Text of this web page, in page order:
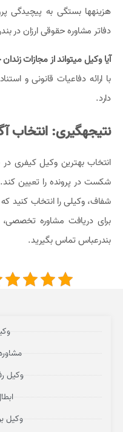
هزینهها بستگی به پیچیدگی
دفاتر مشاوره حقوقی ارزان در
آیا وکیل میتواند از مجازات
با ارائه دفاعیات قانونی و
دارد.
نتیجهگیری: انتخاب
انتخاب بهترین وکیل کیفری در
شکست در پرونده را تعیین
شفاف، وکیلی را انتخاب کنید
برای دریافت مشاوره
بندرعباس تماس بگیرید.
وکیل
وکیل